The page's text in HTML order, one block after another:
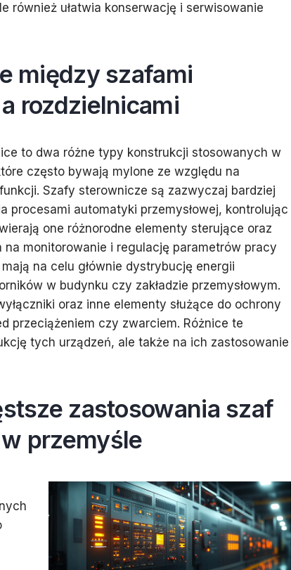
również ułatwia konserwację i serwisowanie
między szafami
rozdzielnicami
to dwa różne typy konstrukcji stosowanych w
często bywają mylone ze względu na
Szafy sterownicze są zazwyczaj bardziej
procesami automatyki przemysłowej, kontrolując
one różnorodne elementy sterujące oraz
monitorowanie i regulację parametrów pracy
na celu głównie dystrybucję energii
w budynku czy zakładzie przemysłowym.
oraz inne elementy służące do ochrony
przeciążeniem czy zwarciem. Różnice te
tych urządzeń, ale także na ich zastosowanie
zastosowania szaf
przemyśle